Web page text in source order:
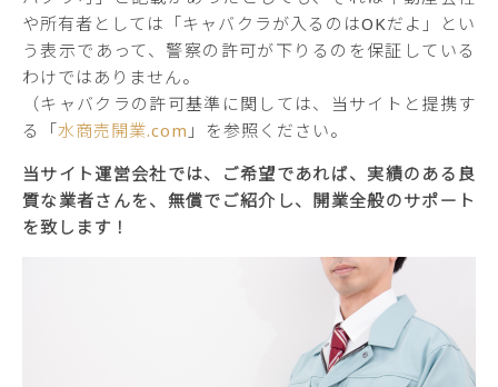
や所有者としては「キャバクラが入るのはOKだよ」とい
う表示であって、警察の許可が下りるのを保証している
わけではありません。
（キャバクラの許可基準に関しては、当サイトと提携す
る「水商売開業.com 」を参照ください。
当サイト運営会社では、ご希望であれば、実績のある良
質な業者さんを、無償でご紹介し、開業全般のサポート
を致します！